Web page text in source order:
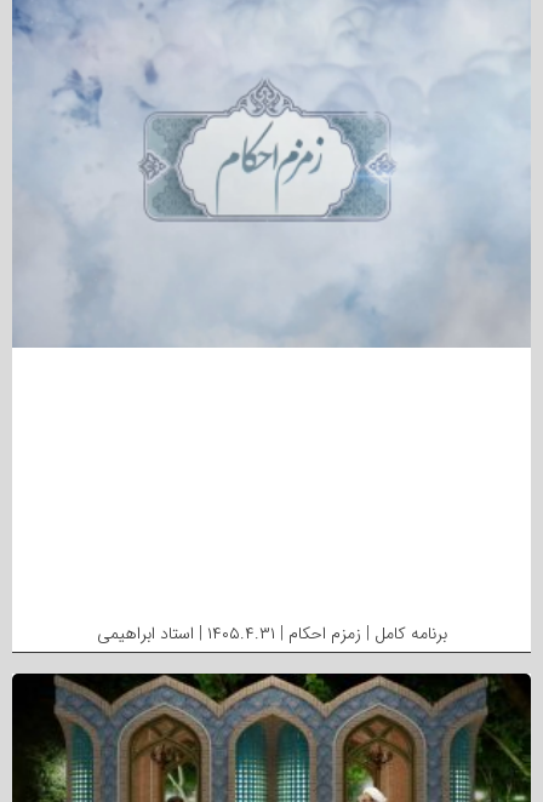
برنامه کامل | زمزم احکام | ۱۴۰۵.۴.۳۱ | استاد ابراهیمی